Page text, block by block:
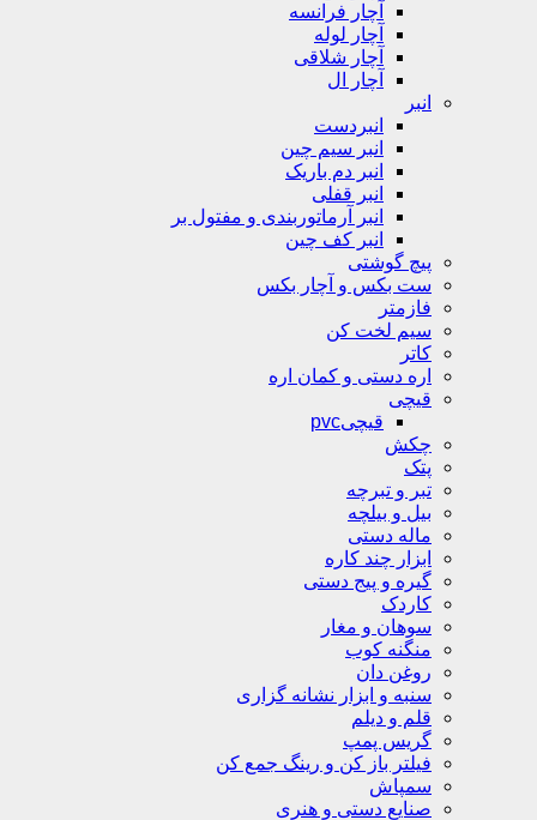
آچار فرانسه
آچار لوله
آچار شلاقی
آچار ال
انبر
انبردست
انبر سیم چین
انبر دم باریک
انبر قفلی
انبر آرماتوربندی و مفتول بر
انبر کف چین
پیچ گوشتی
ست بکس و آچار بکس
فازمتر
سیم لخت کن
کاتر
اره دستی و کمان اره
قیچی
قیچیpvc
چکش
پتک
تبر و تبرچه
بیل و بیلچه
ماله دستی
ابزار چند کاره
گیره و پیج دستی
کاردک
سوهان و مغار
منگنه کوب
روغن دان
سنبه و ابزار نشانه گزاری
قلم و دیلم
گریس پمپ
فیلتر باز کن و رینگ جمع کن
سمپاش
صنایع دستی و هنری